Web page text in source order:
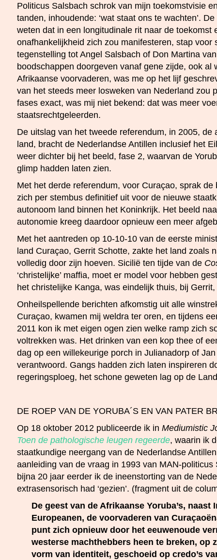
Politicus Salsbach schrok van mijn toekomstvisie
tanden, inhoudende: ‘wat staat ons te wachten’. De
weten dat in een longitudinale rit naar de toekomst
onafhankelijkheid zich zou manifesteren, stap voor
tegenstelling tot Angel Salsbach of Don Martina
boodschappen doorgeven vanaf gene zijde, ook al
Afrikaanse voorvaderen, was me op het lijf
van het steeds meer losweken van Nederland zou
fases exact, was mij niet bekend: dat was meer
staatsrechtgeleerden.
De uitslag van het tweede referendum, in 2005, de
land, bracht de Nederlandse Antillen inclusief het
weer dichter bij het beeld, fase 2, waarvan de
glimp hadden laten zien.
Met het derde referendum, voor Curaçao, sprak de
zich per stembus definitief uit voor de nieuwe
autonoom land binnen het Koninkrijk. Het beeld
autonomie kreeg daardoor opnieuw een meer
Met het aantreden op 10-10-10 van de eerste
land Curaçao, Gerrit Schotte, zakte het land zoals
volledig door zijn hoeven. Sicilië ten tijde van de
‘christelijke’ maffia, moet er model voor hebben
het christelijke Kanga, was eindelijk thuis, bij
Onheilspellende berichten afkomstig uit alle
Curaçao, kwamen mij weldra ter oren, en tijdens
2011 kon ik met eigen ogen zien welke ramp zich
voltrekken was. Het drinken van een kop thee of
dag op een willekeurige porch in Julianadorp of
verantwoord. Gangs hadden zich laten inspireren
regeringsploeg, het schone geweten lag op de
DE ROEP VAN DE YORUBA´S EN VAN PATER
Op 18 oktober 2012 publiceerde ik in Mediumistic
Toen de pathologische leugen regeerde, waarin ik
staatkundige neergang van de Nederlandse
aanleiding van de vraag in 1993 van MAN-politicus
bijna 20 jaar eerder ik de ineenstorting van de
extrasensorisch had ‘gezien’. (fragment uit de
De geest van de Afrikaanse Yoruba’s, naast
Europeanen, de voorvaderen van
punt zich opnieuw door het eeuwenoude
westerse machthebbers heen te breken, op
vorm van identiteit, geschoeid op credo’s